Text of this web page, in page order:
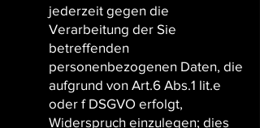
jederzeit gegen die
Verarbeitung der Sie
betreffenden
personenbezogenen Daten, die
aufgrund von Art.6 Abs.1 lit.e
oder f DSGVO erfolgt,
Widerspruch einzulegen; dies